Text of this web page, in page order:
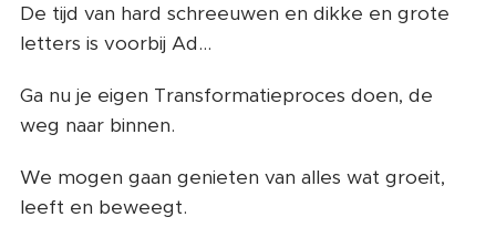
De tijd van hard schreeuwen en dikke en grote
letters is voorbij Ad...
Ga nu je eigen Transformatieproces doen, de
weg naar binnen.
We mogen gaan genieten van alles wat groeit,
leeft en beweegt.